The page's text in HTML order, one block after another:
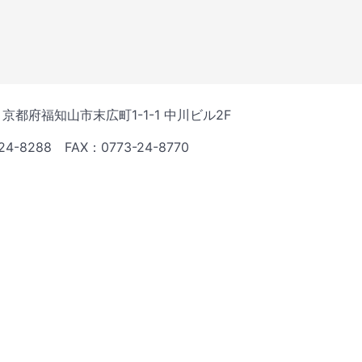
都府福知山市末広町1-1-1 中川ビル2F
8288 FAX：0773-24-8770